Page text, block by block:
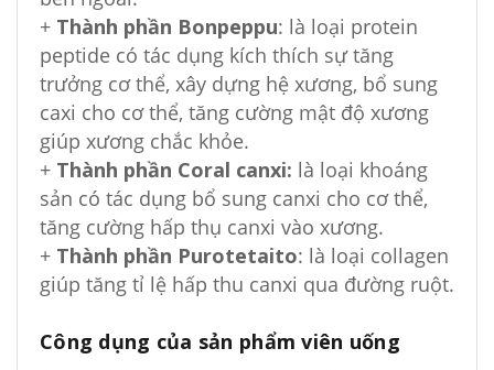
+ Thành phần Bonpeppu: là loại protein
peptide có tác dụng kích thích sự tăng
trưởng cơ thể, xây dựng hệ xương, bổ sung
caxi cho cơ thể, tăng cường mật độ xương
giúp xương chắc khỏe.
+ Thành phần Coral canxi: là loại khoáng
sản có tác dụng bổ sung canxi cho cơ thể,
tăng cường hấp thụ canxi vào xương.
+ Thành phần Purotetaito: là loại collagen
giúp tăng tỉ lệ hấp thu canxi qua đường ruột.
Công dụng của sản phẩm viên uống